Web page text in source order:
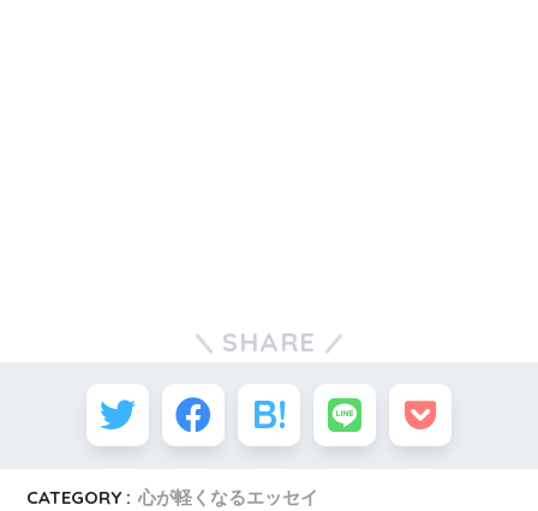
SHARE
CATEGORY : 心が軽くなるエッセイ